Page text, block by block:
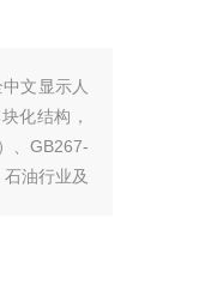
文显示人
化结构，
、GB267-
油行业及